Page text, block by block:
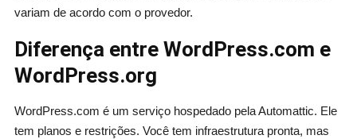
variam de acordo com o provedor.
Diferença entre WordPress.com e
WordPress.org
WordPress.com é um serviço hospedado pela Automattic. Ele
tem planos e restrições. Você tem infraestrutura pronta, mas